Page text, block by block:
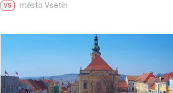
VS město Vsetín